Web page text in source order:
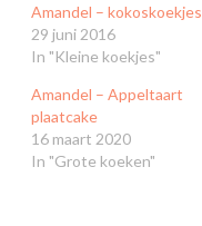
Amandel – kokoskoekjes
29 juni 2016
In "Kleine koekjes"
Amandel – Appeltaart
plaatcake
16 maart 2020
In "Grote koeken"